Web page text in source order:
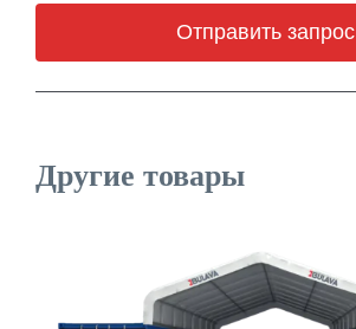
Отправить запрос
Другие товары